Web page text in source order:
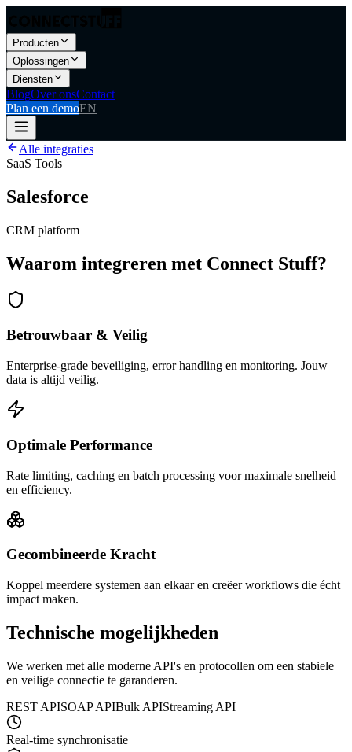
Producten
Oplossingen
Diensten
BlogOver onsContact
Plan een demoEN
Alle integraties
SaaS Tools
Salesforce
CRM platform
Waarom integreren met Connect Stuff?
Betrouwbaar & Veilig
Enterprise-grade beveiliging, error handling en monitoring. Jouw
data is altijd veilig.
Optimale Performance
Rate limiting, caching en batch processing voor maximale snelheid
en efficiency.
Gecombineerde Kracht
Koppel meerdere systemen aan elkaar en creëer workflows die écht
impact maken.
Technische mogelijkheden
We werken met alle moderne API's en protocollen om een stabiele
en veilige connectie te garanderen.
REST APISOAP APIBulk APIStreaming API
Real-time synchronisatie